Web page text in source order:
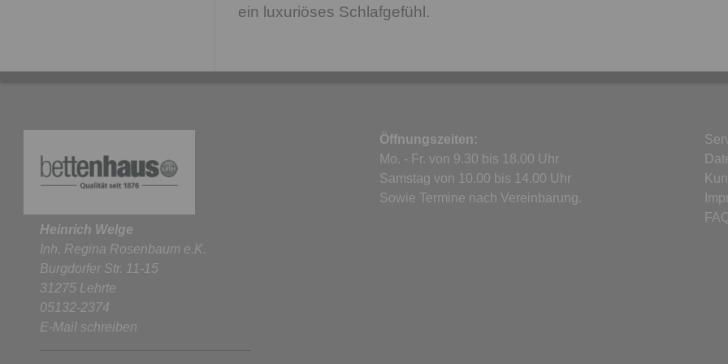
ein luxuriöses Schlafgefühl.
Heinrich Welge
Inh. Regina Rosenbaum e.K.
Burgdorfer Str. 11-15
31275 Lehrte
05132-2374
E-Mail schreiben
Öffnungszeiten:
Mo. - Fr. von 9.30 bis 18.00 Uhr
Samstag von 10.00 bis 14.00 Uhr
Sowie Termine nach Vereinbarung.